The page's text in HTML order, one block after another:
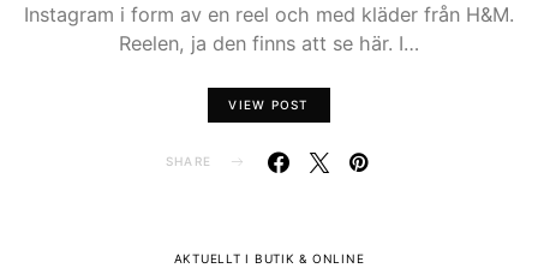
Instagram i form av en reel och med kläder från H&M.
Reelen, ja den finns att se här. I…
VIEW POST
SHARE
AKTUELLT I BUTIK & ONLINE